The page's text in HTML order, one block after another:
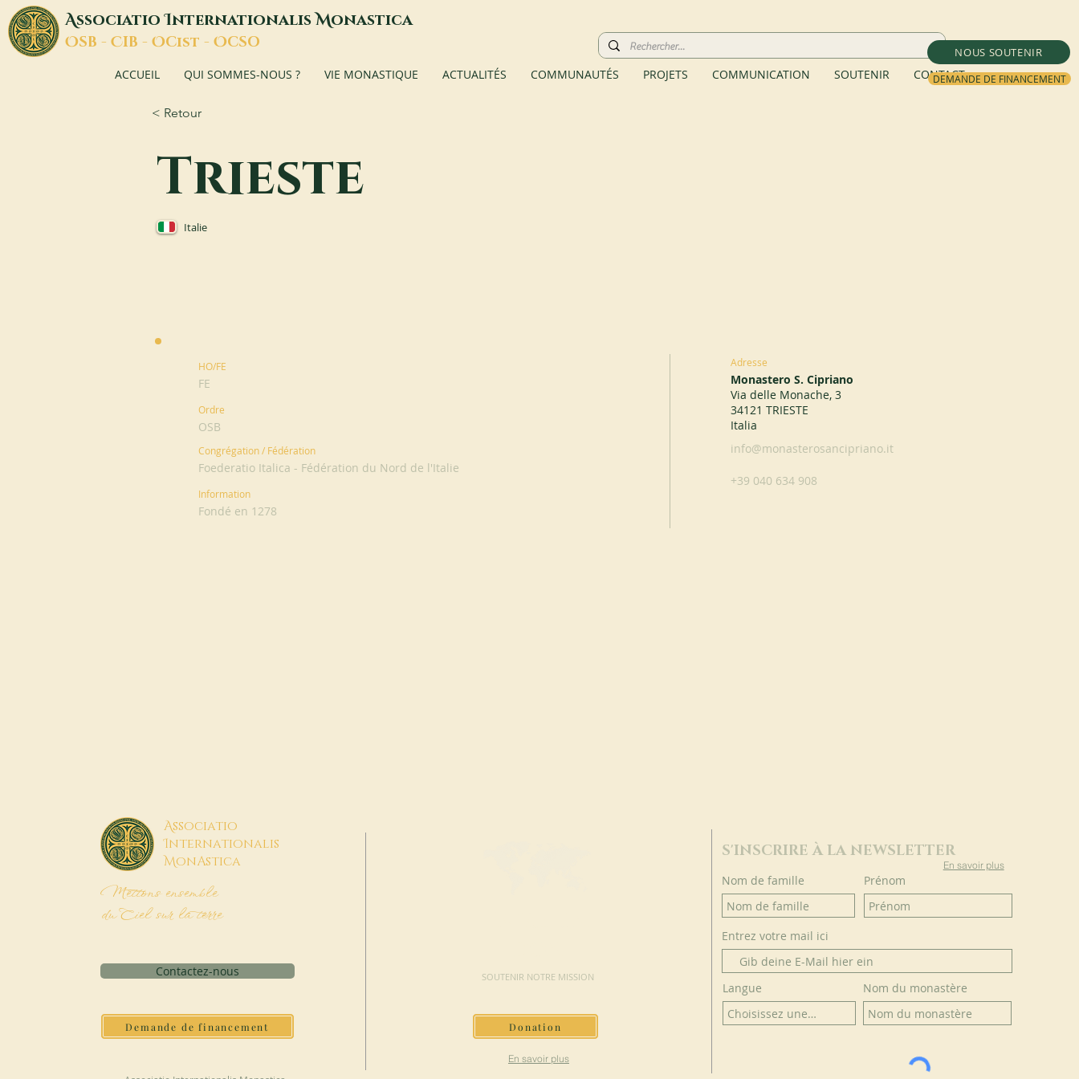
NOUS SOUTENIR
DEMANDE DE FINANCEMENT
AssociatioInternationalisMonastica
OSB - CIB - OCist - OCSO
ACCUEIL QUI SOMMES-NOUS ? VIE MONASTIQUE ACTUALITÉS COMMUNAUTÉS PROJETS COMMUNICATION SOUTENIR CONTACT
< Retour
Trieste
Italie
HO/FE
FE
Ordre
OSB
Congrégation / Fédération
Foederatio Italica - Fédération du Nord de l'Italie
Information
Fondé en 1278
Adresse
Monastero S. Cipriano
Via delle Monache, 3
34121 TRIESTE
Italia
info@monasterosancipriano.it
+39 040 634 908
Associatio
Internationalis
MonAstica
Mettons ensemble
du Ciel sur la terre
Contactez-nous
Demande de financement
SOUTENIR NOTRE MISSION
Donation
En savoir plus
S'INSCRIRE À LA NEWSLETTER
En savoir plus
Nom de famille Prénom
Entrez votre mail ici
Langue Nom du monastère